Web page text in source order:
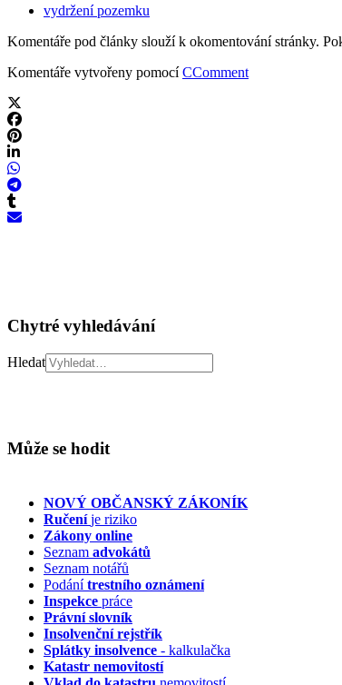
vydržení pozemku
Komentáře pod články slouží k okomentování stránky.
Komentáře vytvořeny pomocíCComment
Chytré vyhledávání
Hledat
Může se hodit
NOVÝ OBČANSKÝ ZÁKONÍK
Ručeníje riziko
Zákony online
Seznam advokátů
Seznam notářů
Podánítrestního oznámení
Inspekce práce
Právní slovník
Insolvenčnírejstřík
Splátky insolvence - kalkulačka
Katastr nemovitostí